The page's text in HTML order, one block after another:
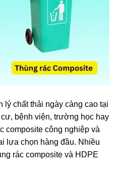
lý chất thải ngày càng cao tại
bệnh viện, trường học hay
composite công nghiệp và
lựa chọn hàng đầu. Nhiều
rác composite và HDPE